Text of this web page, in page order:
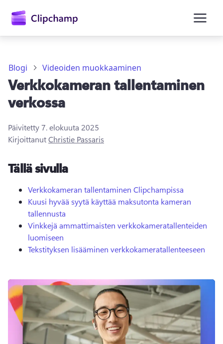
Kirjaudu sisään
Blogi Videoiden muokkaaminen
Verkkokameran tallentaminen
verkossa
Päivitetty7. elokuuta 2025
KirjoittanutChristie Passaris
Tällä sivulla
Verkkokameran tallentaminen Clipchampissa
Kuusi hyvää syytä käyttää maksutonta kameran
tallennusta
Vinkkejä ammattimaisten verkkokameratallenteiden
luomiseen
Tekstityksen lisääminen verkkokameratallenteeseen